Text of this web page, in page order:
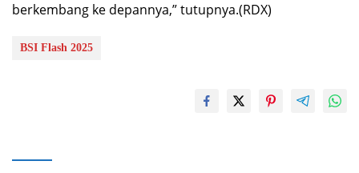
berkembang ke depannya,” tutupnya.(RDX)
BSI Flash 2025